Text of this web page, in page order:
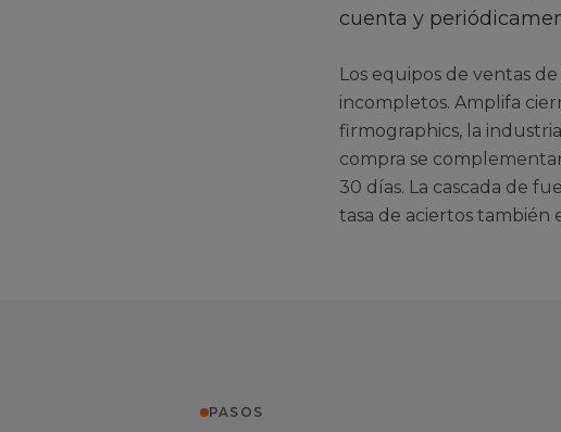
cuenta y
Los equipos de ventas
incompletos. Amplifa
firmographics, la
compra se
30 días. La cascada de
tasa de aciertos también
PASOS